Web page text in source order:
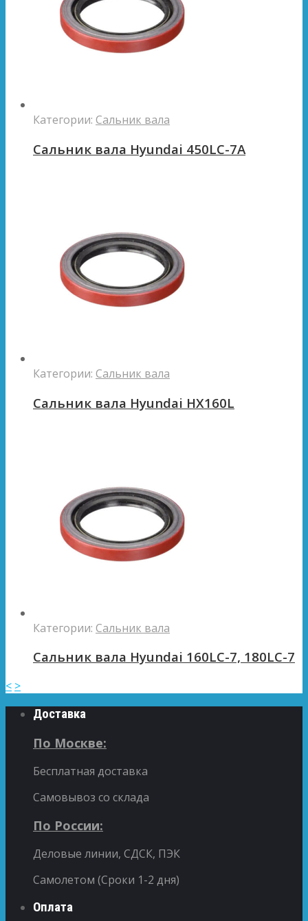
Категории: Сальник вала
Сальник вала Hyundai 450LC-7A
Категории: Сальник вала
Сальник вала Hyundai HX160L
Категории: Сальник вала
Сальник вала Hyundai 160LC-7, 180LC-7
< >
Доставка
По Москве:
Бесплатная доставка
Самовывоз со склада
По России:
Деловые линии, СДСК, ПЭК
Самолетом (Сроки 1-2 дня)
Оплата